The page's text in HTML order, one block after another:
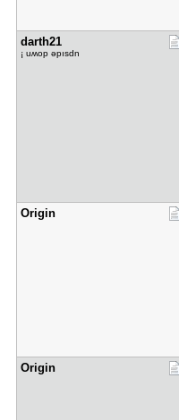
darth21
¡ uʍop ǝpısdn
Origin
Origin